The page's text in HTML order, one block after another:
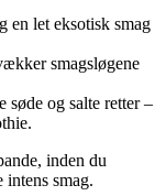
en let eksotisk smag
smagsløgene
søde og salte retter –
inden du
smag.